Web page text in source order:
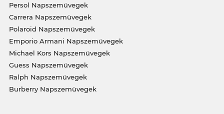
Persol Napszemüvegek
Carrera Napszemüvegek
Polaroid Napszemüvegek
Emporio Armani Napszemüvegek
Michael Kors Napszemüvegek
Guess Napszemüvegek
Ralph Napszemüvegek
Burberry Napszemüvegek